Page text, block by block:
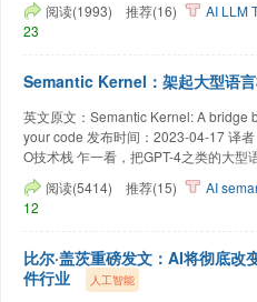
阅读(1993)
推荐(16) AI LLM
23
Semantic Kernel：架起大型语
英文原文：Semantic Kernel: A
your code 发布时间：2023-04-17 译
O技术栈 乍一看，把GPT-4之类的大型
阅读(5414)
推荐(15) AI
12
比尔·盖茨重磅发文：AI将彻底改
件行业
人工智能